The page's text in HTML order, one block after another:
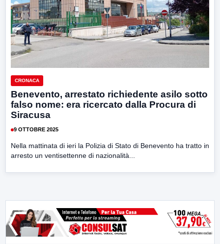
CRONACA
Benevento, arrestato richiedente asilo sotto
falso nome: era ricercato dalla Procura di
Siracusa
9 OTTOBRE 2025
Nella mattinata di ieri la Polizia di Stato di Benevento ha tratto in
arresto un ventisettenne di nazionalità...